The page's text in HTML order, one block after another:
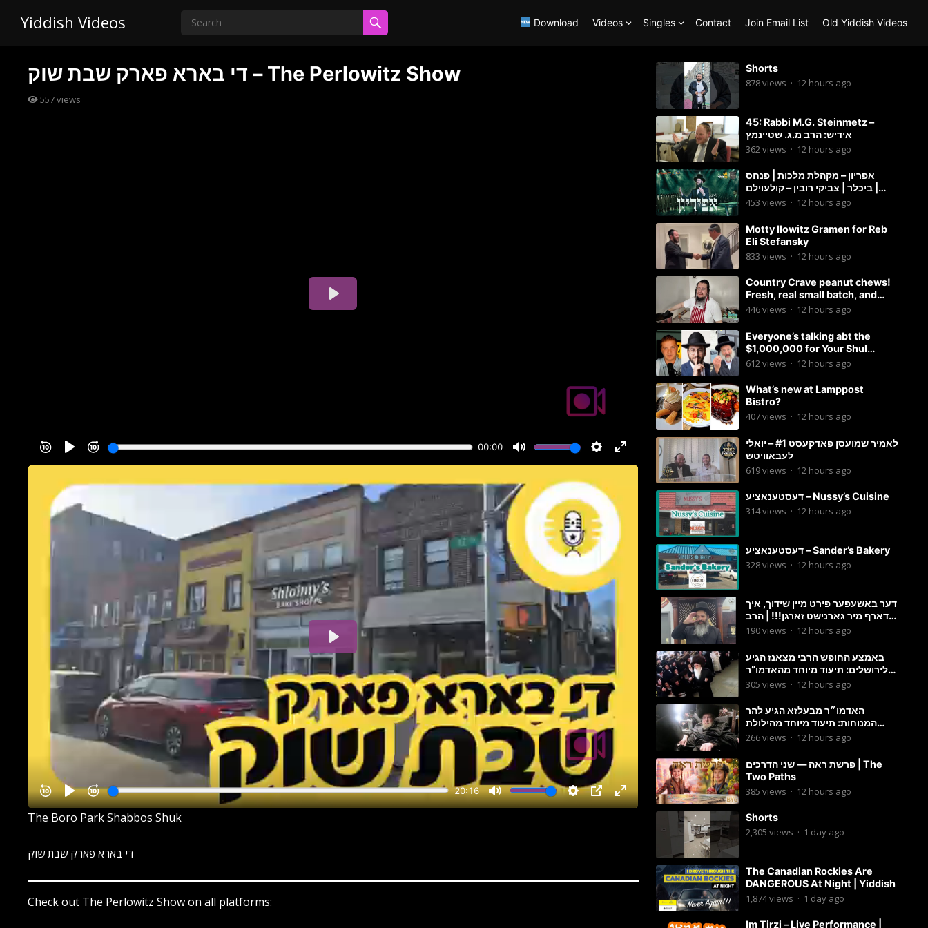
Yiddish Videos Download Videos Singles Contact Join Email List Old Yiddish Videos
די בארא פארק שבת שוק – The Perlowitz Show
557views
The Boro Park Shabbos Shuk
די בארא פארק שבת שוק
Check out The Perlowitz Show on all platforms:
Shorts
878views · 12 hours ago
45: Rabbi M.G. Steinmetz –
אידיש: הרב מ.ג. שטיינמץ
362 views · 12 hours ago
אפריון – מקהלת מלכות | פנחס
ביכלר | צביקי רובין – קולעוילם |
Malchus Choir, Tzviki Rubin
453 views · 12 hours ago
Motty Ilowitz Gramen for Reb
Eli Stefansky
833 views · 12 hours ago
Country Crave peanut chews!
Fresh, real small batch, and
soft! – Status Island
446views · 12 hours ago
Everyone’s talking abt the
$1,000,000 for Your Shul
Tosfos Yom Tov “No Talking by
612 views · 12 hours ago
What’s new at Lamppost
Bistro?
407views · 12 hours ago
לאמיר שמועסן פאדקעסט #1 – יואלי
לעבאוויטש
619views · 12 hours ago
דעסטענאציע – Nussy’s Cuisine
314views · 12 hours ago
דעסטענאציע – Sander’s Bakery
328views · 12 hours ago
דער באשעפער פירט מיין שידוך, איך
דארף מיר גארנישט זארגן!!! | הרב
מענדל ווייס
190views · 12 hours ago
באמצע החופש הרבי מצאנז הגיע
לירושלים: תיעוד מיוחד מהאדמו”ר
בריקוד המצווה טאנץ בשמחת בית
305 views · 12 hours ago
האדמו״ר מבעלזא הגיע להר
המנוחות: תיעוד מיוחד מהילולת
הרה״ק רבי אהרון מבעלזא זי״ע
266views · 12 hours ago
פרשת ראה — שני הדרכים | The
Two Paths
385 views · 12 hours ago
Shorts
2,305 views · 1 day ago
The Canadian Rockies Are
DANGEROUS At Night | Yiddish
1,874views · 1 day ago
Im Tirzi – Live Performance |